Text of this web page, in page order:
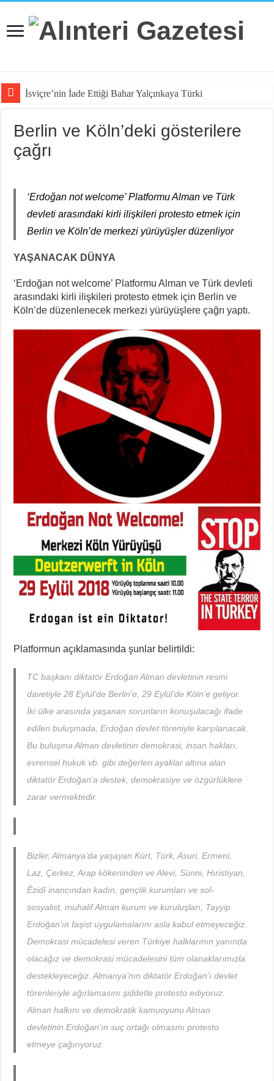
Berlin ve Köln’deki gösterilere
çağrı
‘Erdoğan not welcome’ Platformu Alman ve Türk
devleti arasındaki kirli ilişkileri protesto etmek için
Berlin ve Köln’de merkezi yürüyüşler düzenliyor
YAŞANACAK DÜNYA
‘Erdoğan not welcome’ Platformu Alman ve Türk devleti
arasındaki kirli ilişkileri protesto etmek için Berlin ve
Köln’de düzenlenecek merkezi yürüyüşlere çağrı yaptı.
Platformun açıklamasında şunlar belirtildi:
TC başkanı diktatör Erdoğan Alman devletinin resmi
davetiyle 28 Eylül’de Berlin’e, 29 Eylül’de Köln’e geliyor.
İki ülke arasında yaşanan sorunların konuşulacağı ifade
edilen buluşmada, Erdoğan devlet töreniyle karşılanacak.
Bu buluşma Alman devletinin demokrasi, insan hakları,
evrensel hukuk vb. gibi değerleri ayaklar altına alan
diktatör Erdoğan’a destek, demokrasiye ve özgürlüklere
zarar vermektedir.
Bizler, Almanya’da yaşayan Kürt, Türk, Asuri, Ermeni,
Laz, Çerkez, Arap kökeninden ve Alevi, Sünni, Hıristiyan,
Êzidî inancından kadın, gençlik kurumları ve sol-
sosyalist, muhalif Alman kurum ve kuruluşları, Tayyip
Erdoğan’ın faşist uygulamalarını asla kabul etmeyeceğiz.
Demokrasi mücadelesi veren Türkiye halklarının yanında
olacağız ve demokrasi mücadelesini tüm olanaklarımızla
destekleyeceğiz. Almanya’nın diktatör Erdoğan’ı devlet
törenleriyle ağırlamasını şiddetle protesto ediyoruz.
Alman halkını ve demokratik kamuoyunu Alman
devletinin Erdoğan’ın suç ortağı olmasını protesto
etmeye çağırıyoruz.